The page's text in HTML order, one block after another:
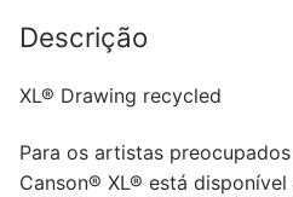
Descrição
XL® Drawing recycled
Para os artistas
Canson® XL® está